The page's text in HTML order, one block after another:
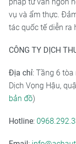
vụ và ẩm thực.
tác quốc tế diễn ra
CÔNG TY DỊCH
Địa chỉ: Tầng 6 tòa
Dịch Vọng Hậu,
bản đồ)
Hotline: